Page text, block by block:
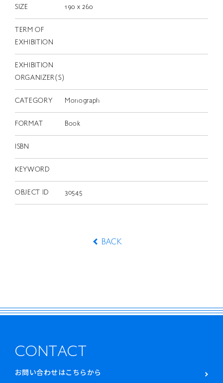
SIZE 190 x 260
TERM OF
EXHIBITION
EXHIBITION
ORGANIZER(S)
CATEGORY Monograph
FORMAT Book
ISBN
KEYWORD
OBJECT ID 30545
BACK
CONTACT
お問い合わせはこちらから